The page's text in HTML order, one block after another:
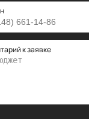
к заявке